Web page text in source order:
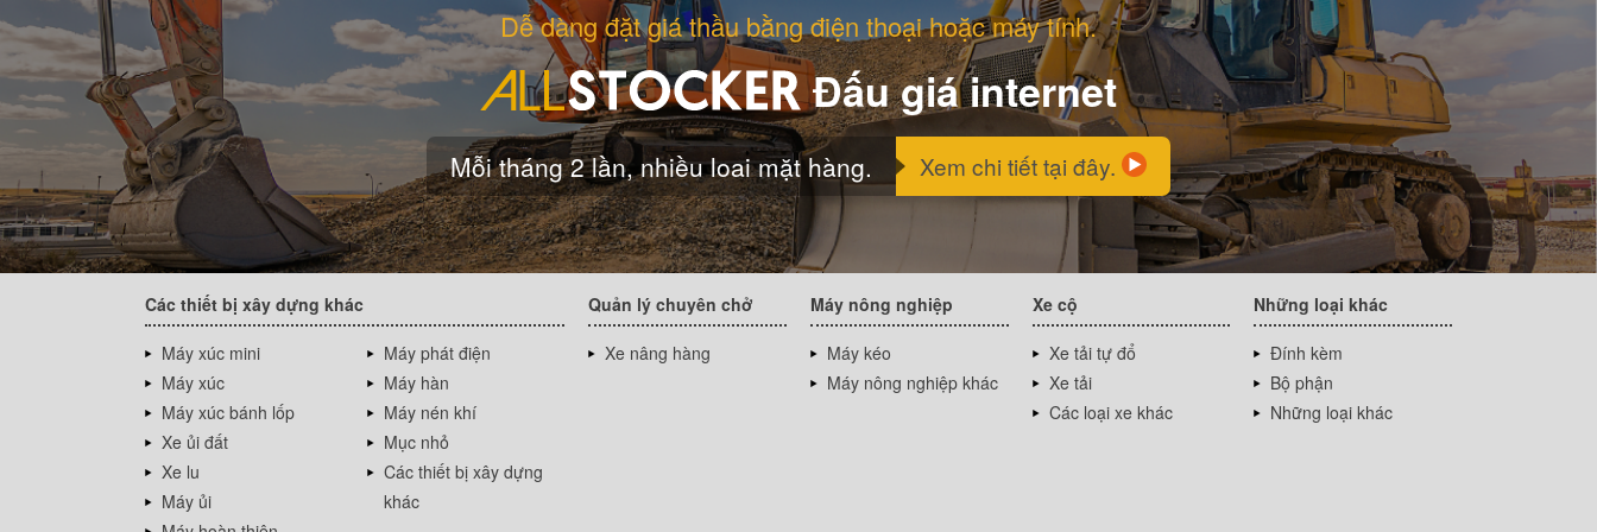
Dễ dàng đặt giá thầu bằng điện thoại hoặc máy tính.
Đấu giá internet
Mỗi tháng 2 lần, nhiều loai mặt hàng. Xem chi tiết tại đây.
Các thiết bị xây dựng khác
Máy xúc mini
Máy xúc
Máy xúc bánh lốp
Xe ủi đất
Xe lu
Máy ủi
Máy phát điện
Máy hàn
Máy nén khí
Mục nhỏ
Các thiết bị xây dựng
khác
Quản lý chuyên chở
Xe nâng hàng
Máy nông nghiệp
Máy kéo
Máy nông nghiệp khác
Xe cộ
Xe tải tự đổ
Xe tải
Các loại xe khác
Những loại khác
Đính kèm
Bộ phận
Những loại khác